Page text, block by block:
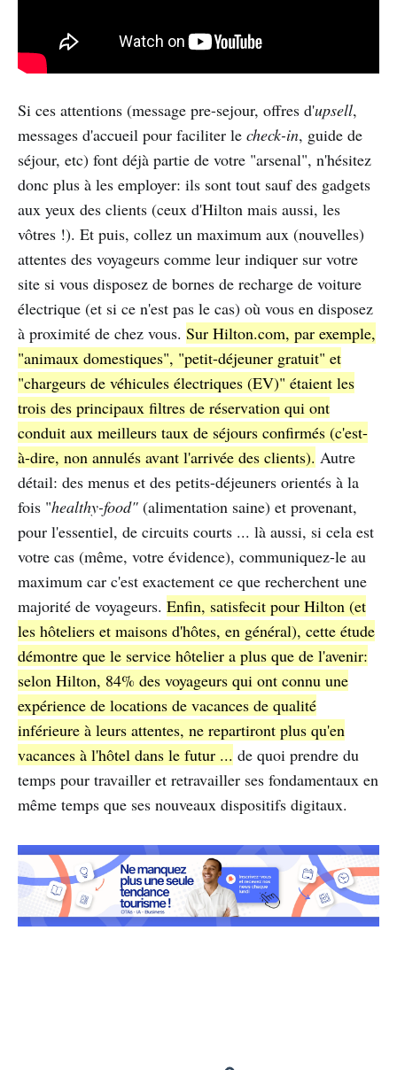
Si ces attentions (message pre-sejour, offres d'upsell,
messages d'accueil pour faciliter le check-in, guide de
séjour, etc) font déjà partie de votre "arsenal", n'hésitez
donc plus à les employer: ils sont tout sauf des gadgets
aux yeux des clients (ceux d'Hilton mais aussi, les
vôtres !). Et puis, collez un maximum aux (nouvelles)
attentes des voyageurs comme leur indiquer sur votre
site si vous disposez de bornes de recharge de voiture
électrique (et si ce n'est pas le cas) où vous en disposez
à proximité de chez vous. Sur Hilton.com, par exemple,
"animaux domestiques", "petit-déjeuner gratuit" et
"chargeurs de véhicules électriques (EV)" étaient les
trois des principaux filtres de réservation qui ont
conduit aux meilleurs taux de séjours confirmés (c'est-
à-dire, non annulés avant l'arrivée des clients). Autre
détail: des menus et des petits-déjeuners orientés à la
fois "healthy-food" (alimentation saine) et provenant,
pour l'essentiel, de circuits courts ... là aussi, si cela est
votre cas (même, votre évidence), communiquez-le au
maximum car c'est exactement ce que recherchent une
majorité de voyageurs. Enfin, satisfecit pour Hilton (et
les hôteliers et maisons d'hôtes, en général), cette étude
démontre que le service hôtelier a plus que de l'avenir:
selon Hilton, 84% des voyageurs qui ont connu une
expérience de locations de vacances de qualité
inférieure à leurs attentes, ne repartiront plus qu'en
vacances à l'hôtel dans le futur ... de quoi prendre du
temps pour travailler et retravailler ses fondamentaux en
même temps que ses nouveaux dispositifs digitaux.